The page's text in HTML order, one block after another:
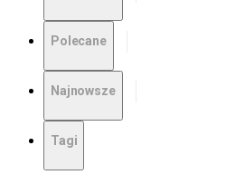
Polecane
Najnowsze
Tagi